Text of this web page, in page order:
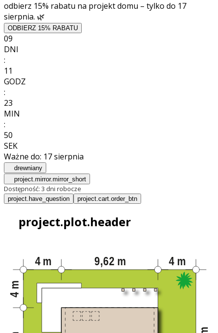
odbierz 15% rabatu na projekt domu – tylko do 17
sierpnia. 🌿
ODBIERZ 15% RABATU
09
DNI
:
11
GODZ
:
23
MIN
:
48
SEK
Ważne do: 17 sierpnia
drewniany
project.mirror.mirror_short
Dostępność: 3 dni robocze
project.have_question project.cart.order_btn
project.plot.header